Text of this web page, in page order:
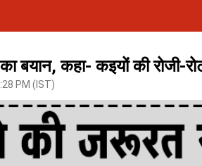
कहा- कइयों की रोजी-
PM (IST)